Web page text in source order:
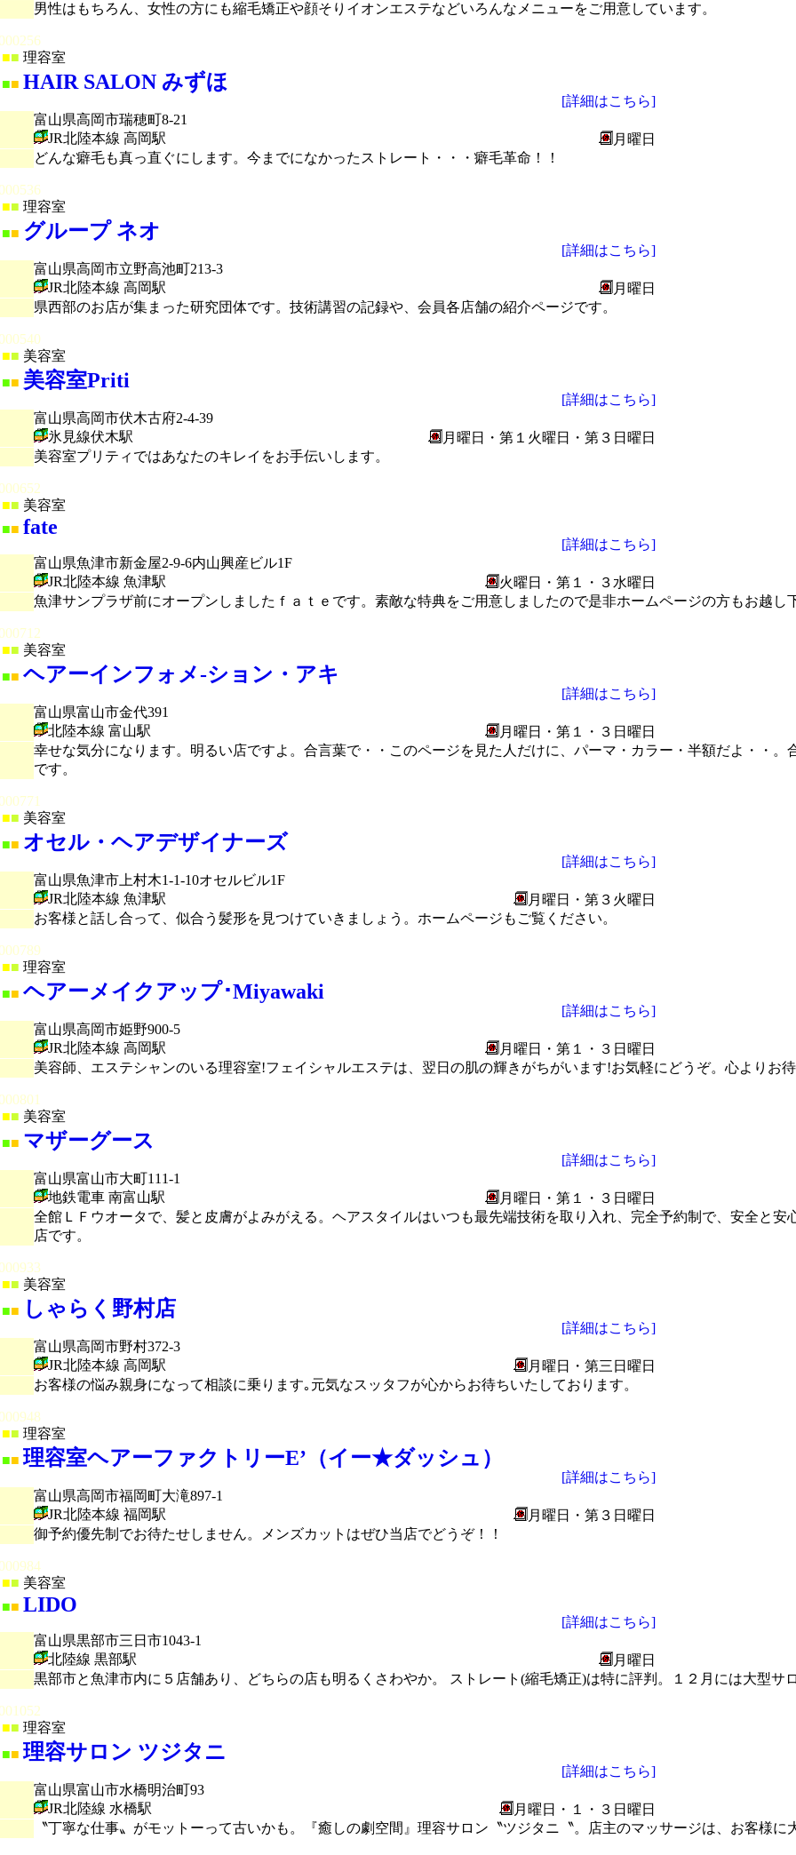
男性はもちろん、女性の方にも縮毛矯正や顔そりイオンエステなどいろんなメニューをご用意しています。
■ 理容室
■■ HAIR SALON みずほ
[詳細はこちら]
富山県高岡市瑞穂町8-21
JR北陸本線 高岡駅
月曜日
どんな癖毛も真っ直ぐにします。今までになかったストレート・・・癖毛革命！！
■ 理容室
■■ グループ ネオ
[詳細はこちら]
富山県高岡市立野高池町213-3
JR北陸本線 高岡駅
月曜日
県西部のお店が集まった研究団体です。技術講習の記録や、会員各店舗の紹介ページです。
■ 美容室
■■ 美容室Priti
[詳細はこちら]
富山県高岡市伏木古府2-4-39
氷見線伏木駅
月曜日・第１火曜日・第３日曜日
美容室プリティではあなたのキレイをお手伝いします。
■ 美容室
■■ fate
[詳細はこちら]
富山県魚津市新金屋2-9-6内山興産ビル1F
JR北陸本線 魚津駅
火曜日・第１・３水曜日
魚津サンプラザ前にオープンしましたｆａｔｅです。素敵な特典をご用意しましたので是非ホームページの方もお越し
■ 美容室
■■ ヘアーインフォメ‐ション・アキ
[詳細はこちら]
富山県富山市金代391
北陸本線 富山駅
月曜日・第１・３日曜日
幸せな気分になります。明るい店ですよ。合言葉で・・このページを見た人だけに、パーマ・カラー・半額だよ・・。
です。
■ 美容室
■■ オセル・ヘアデザイナーズ
[詳細はこちら]
富山県魚津市上村木1-1-10オセルビル1F
JR北陸本線 魚津駅
月曜日・第３火曜日
お客様と話し合って、似合う髪形を見つけていきましょう。ホームページもご覧ください。
■ 理容室
■■ ヘアーメイクアップ･Miyawaki
[詳細はこちら]
富山県高岡市姫野900-5
JR北陸本線 高岡駅
月曜日・第１・３日曜日
美容師、エステシャンのいる理容室!フェイシャルエステは、翌日の肌の輝きがちがいます!お気軽にどうぞ。心よりお
■ 美容室
■■ マザーグース
[詳細はこちら]
富山県富山市大町111-1
地鉄電車 南富山駅
月曜日・第１・３日曜日
全館ＬＦウオータで、髪と皮膚がよみがえる。ヘアスタイルはいつも最先端技術を取り入れ、完全予約制で、安全と安
店です。
■ 美容室
■■ しゃらく野村店
[詳細はこちら]
富山県高岡市野村372-3
JR北陸本線 高岡駅
月曜日・第三日曜日
お客様の悩み親身になって相談に乗ります｡元気なスッタフが心からお待ちいたしております。
■ 理容室
■■ 理容室ヘアーファクトリーE’（イー★ダッシュ）
[詳細はこちら]
富山県高岡市福岡町大滝897-1
JR北陸本線 福岡駅
月曜日・第３日曜日
御予約優先制でお待たせしません。メンズカットはぜひ当店でどうぞ！！
■ 美容室
■■ LIDO
[詳細はこちら]
富山県黒部市三日市1043-1
北陸線 黒部駅
月曜日
黒部市と魚津市内に５店舗あり、どちらの店も明るくさわやか。 ストレート(縮毛矯正)は特に評判。１２月には大型サ
■ 理容室
■■ 理容サロン ツジタニ
[詳細はこちら]
富山県富山市水橋明治町93
JR北陸線 水橋駅
月曜日・１・３日曜日
〝丁寧な仕事〟がモットーって古いかも。『癒しの劇空間』理容サロン〝ツジタニ〝。店主のマッサージは、お客様に